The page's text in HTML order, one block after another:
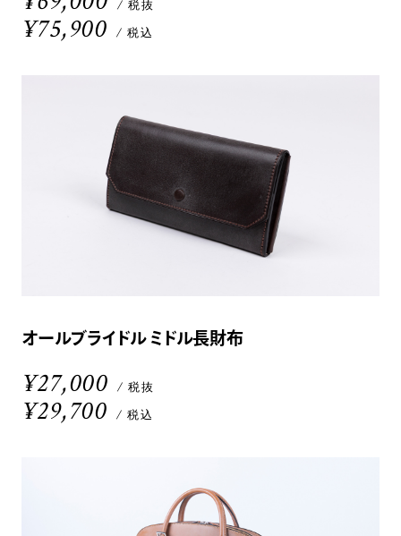
/ 税抜
¥75,900 / 税込
オールブライドル ミドル長財布
¥27,000 / 税抜
¥29,700 / 税込